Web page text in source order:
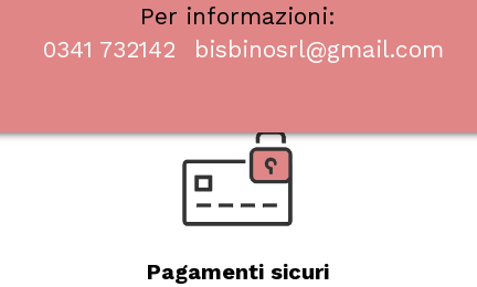
Per informazioni:
0341 732142
bisbinosrl@gmail.com
Pagamenti sicuri